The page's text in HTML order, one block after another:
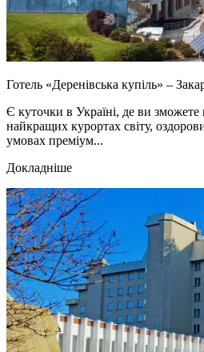
Готель «Деренівська купіль» –
Є куточки в Україні, де ви зможете
найкращих курортах світу,
умовах преміум...
Докладніше